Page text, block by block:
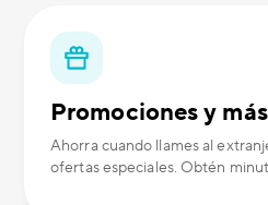
Promociones y más
Ahorra cuando llames al
ofertas especiales. Obtén